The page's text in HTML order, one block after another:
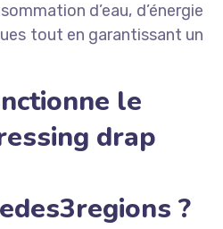
d’eau, d’énergie
tout en garantissant un
le
drap
?